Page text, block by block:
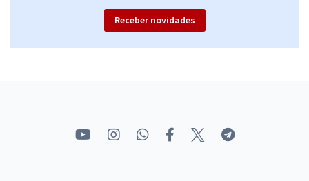
Receber novidades